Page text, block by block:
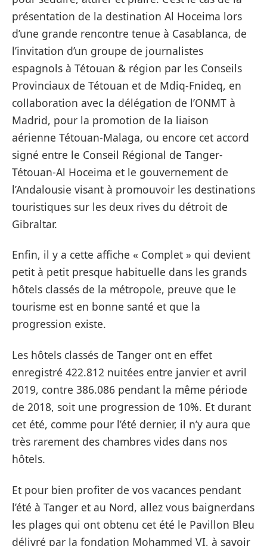
présentation de la destination Al Hoceima lors
d’une grande rencontre tenue à Casablanca, de
l’invitation d’un groupe de journalistes
espagnols à Tétouan & région par les Conseils
Provinciaux de Tétouan et de Mdiq-Fnideq, en
collaboration avec la délégation de l’ONMT à
Madrid, pour la promotion de la liaison
aérienne Tétouan-Malaga, ou encore cet accord
signé entre le Conseil Régional de Tanger-
Tétouan-Al Hoceima et le gouvernement de
l’Andalousie visant à promouvoir les destinations
touristiques sur les deux rives du détroit de
Gibraltar.
Enfin, il y a cette affiche « Complet » qui devient
petit à petit presque habituelle dans les grands
hôtels classés de la métropole, preuve que le
tourisme est en bonne santé et que la
progression existe.
Les hôtels classés de Tanger ont en effet
enregistré 422.812 nuitées entre janvier et avril
2019, contre 386.086 pendant la même période
de 2018, soit une progression de 10%. Et durant
cet été, comme pour l’été dernier, il n’y aura que
très rarement des chambres vides dans nos
hôtels.
Et pour bien profiter de vos vacances pendant
l’été à Tanger et au Nord, allez vous baignerdans
les plages qui ont obtenu cet été le Pavillon Bleu
délivré par la fondation Mohammed VI, à savoir